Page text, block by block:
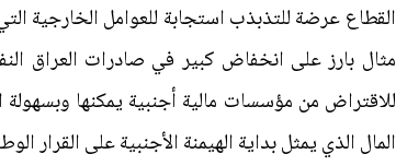
القطاع عرضة للتذبذب استجابة للعوامل الخارجية
مثال بارز على انخفاض كبير في صادرات العراق
للاقتراض من مؤسسات مالية أجنبية يمكنها
المال الذي يمثل بداية الهيمنة الأجنبية على القرار